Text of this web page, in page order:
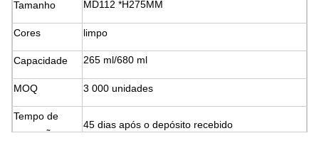
Tamanho MD112 *H275MM
Cores limpo
Capacidade 265 ml/680 ml
MOQ 3 000 unidades
Tempo de
execução
45 dias após o depósito recebido